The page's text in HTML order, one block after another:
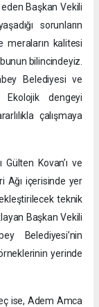
Başkan Vekili
sorunların
meraların kalitesi
bilincindeyiz.
Belediyesi ve
Ekolojik dengeyi
çalışmaya
Gülten Kovan’ı ve
Ağı içerisinde yer
teknik
Başkan Vekili
Belediyesi’nin
yerinde
ise, Adem Amca